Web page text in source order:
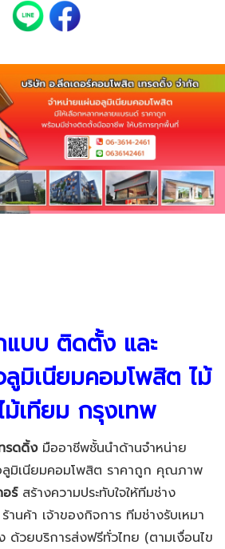
แบบ ติดตั้ง และ
มิเนียมคอมโพสิต ไม้
ม้เทียม กรุงเทพ
รดดิ้ง มืออาชีพชั้นนำด้านจำหน่าย
มิเนียมคอมโพสิต ราคาถูก คุณภาพ
ร์สร้างความประทับใจให้ทีมช่าง
นค้า เจ้าของกิจการ ทีมช่างรับเหมา
ด้วยบริการส่งฟรีทั่วไทย (ตามเงื่อนไข